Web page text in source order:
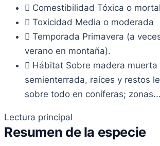
Comestibilidad Tóxica o mortal
Toxicidad Media o moderada
Temporada Primavera (a
verano en montaña).
Hábitat Sobre madera muerta
semienterrada, raíces y restos
sobre todo en coníferas; zonas...
Lectura principal
Resumen de la especie